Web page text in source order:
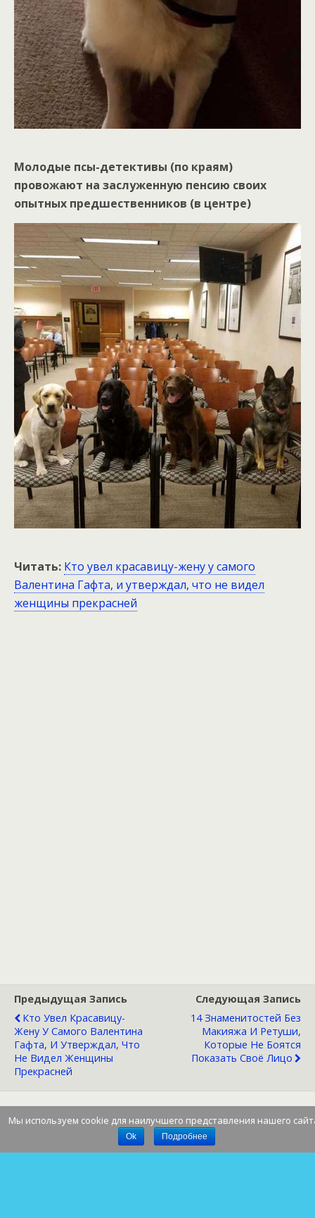
Молодые псы-детективы (по краям)
провожают на заслуженную пенсию своих
опытных предшественников (в центре)
Читать: Кто увел красавицу-жену у самого
Валентина Гафта, и утверждал, что не видел
женщины прекрасней
Предыдущая Запись
Кто Увел Красавицу-
Жену У Самого Валентина
Гафта, И Утверждал, Что
Не Видел Женщины
Прекрасней
Следующая Запись
14 Знаменитостей Без
Макияжа И Ретуши,
Которые Не Боятся
Показать Своё Лицо
Мы используем cookie для наилучшего представления нашего
Ok Подробнее
Наверх